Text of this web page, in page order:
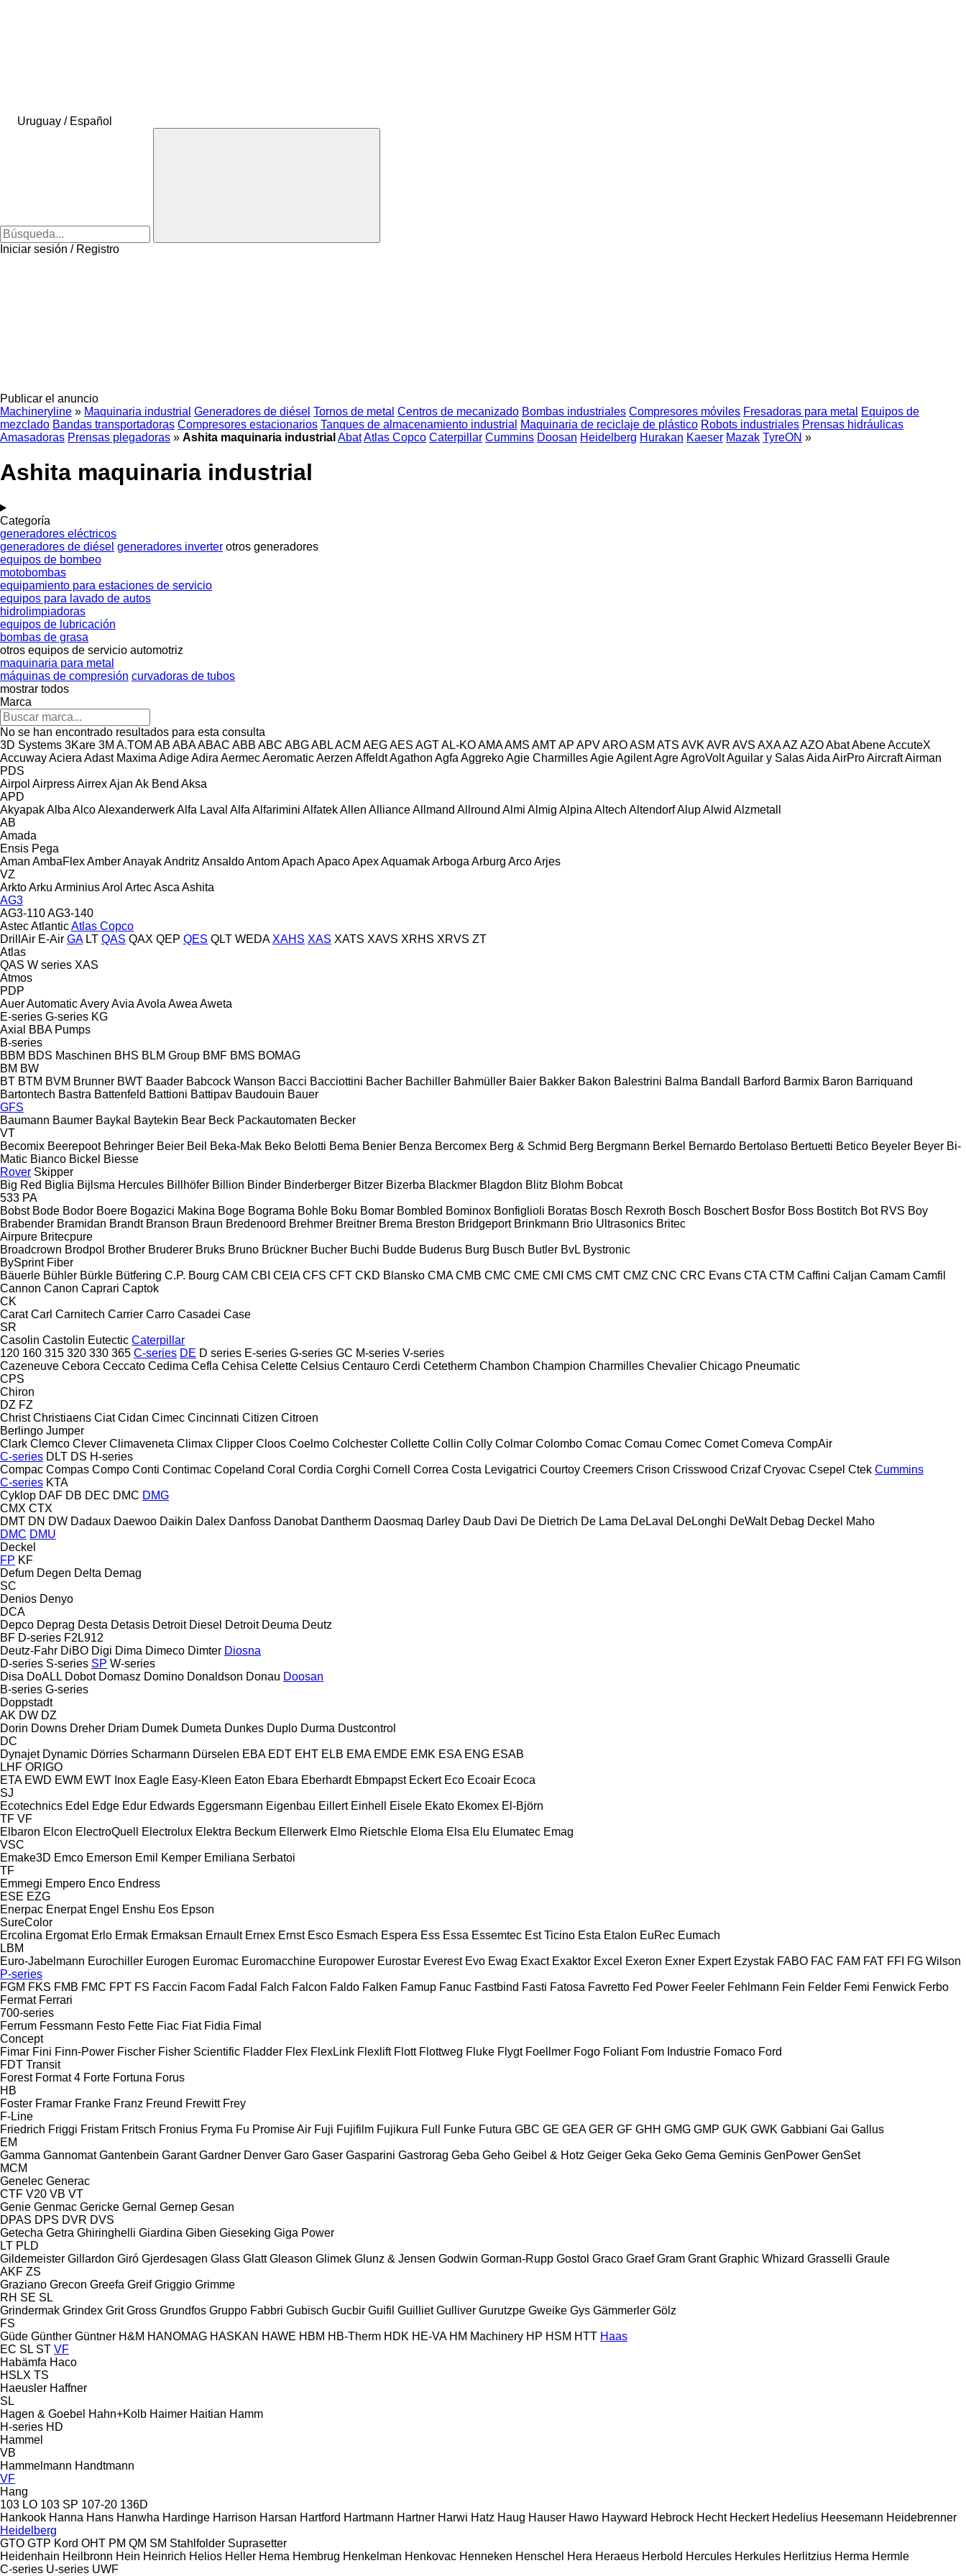
Uruguay / Español
Iniciar sesión / Registro
Publicar el anuncio
Machineryline » Maquinaria industrial Generadores de diésel Tornos de metal Centros de mecanizado Bombas industriales Compresores móviles Fresadoras para metal
Equipos de
mezclado Bandas transportadoras Compresores estacionarios Tanques de almacenamiento industrial Maquinaria de reciclaje de plástico Robots industriales Prensas hidráulicas
Amasadoras Prensas plegadoras » Ashita maquinaria industrial AbatAtlas Copco Caterpillar Cummins Doosan Heidelberg Hurakan Kaeser Mazak TyreON »
Ashita maquinaria industrial
Categoría
generadores eléctricos
generadores de diésel generadores inverter otros generadores
equipos de bombeo
motobombas
equipamiento para estaciones de servicio
equipos para lavado de autos
hidrolimpiadoras
equipos de lubricación
bombas de grasa
otros equipos de servicio automotriz
maquinaria para metal
máquinas de compresión curvadoras de tubos
mostrar todos
Marca
No se han encontrado resultados para esta consulta
3D Systems 3Kare 3M A.TOM AB ABAABAC ABB ABC ABGABLACM AEGAES AGTAL-KOAMAAMS AMTAP APVAROASM ATS AVK AVR AVS AXAAZ AZOAbatAbeneAccuteX
AccuwayAciera Adast Maxima AdigeAdira AermecAeromaticAerzen AffeldtAgathon Agfa AggrekoAgie CharmillesAgieAgilentAgreAgroVoltAguilar y SalasAida AirProAircraftAirman
PDS
Airpol AirpressAirrexAjan Ak Bend Aksa
APD
AkyapakAlba AlcoAlexanderwerkAlfa Laval Alfa Alfarimini AlfatekAllen AllianceAllmand Allround Almi Almig Alpina Altech AltendorfAlupAlwid Alzmetall
AB
Amada
Ensis Pega
Aman AmbaFlexAmberAnayakAndritz AnsaldoAntomApach ApacoApexAquamakArboga Arburg ArcoArjes
VZ
ArktoArku ArminiusArol ArtecAsca Ashita
AG3
AG3-110AG3-140
AstecAtlanticAtlas Copco
DrillAir E-Air GA LT QAS QAX QEP QES QLT WEDA XAHS XAS XATS XAVS XRHS XRVS ZT
Atlas
QAS W series XAS
Atmos
PDP
AuerAutomaticAveryAvia Avola Awea Aweta
E-series G-series KG
Axial
BBA Pumps
B-series
BBM BDS Maschinen BHS BLM Group BMF BMS BOMAG
BM BW
BT BTM BVM Brunner BWT Baader Babcock Wanson Bacci Bacciottini Bacher Bachiller Bahmüller Baier Bakker Bakon Balestrini Balma Bandall Barford Barmix Baron Barriquand
Bartontech Bastra Battenfeld Battioni Battipav Baudouin Bauer
GFS
Baumann Baumer Baykal Baytekin Bear Beck Packautomaten Becker
VT
Becomix Beerepoot Behringer Beier Beil Beka-Mak Beko Belotti Bema Benier Benza Bercomex Berg & Schmid Berg Bergmann Berkel Bernardo Bertolaso Bertuetti Betico Beyeler Beyer Bi-
Matic Bianco Bickel Biesse
Rover Skipper
Big Red Biglia Bijlsma Hercules Billhöfer Billion Binder Binderberger Bitzer Bizerba Blackmer Blagdon Blitz Blohm Bobcat
533 PA
Bobst Bode Bodor Boere Bogazici Makina Boge Bograma Bohle Boku Bomar Bombled Bominox Bonfiglioli Boratas Bosch Rexroth Bosch Boschert Bosfor Boss Bostitch Bot RVS Boy
Brabender Bramidan Brandt Branson Braun Bredenoord Brehmer Breitner Brema Breston Bridgeport Brinkmann Brio Ultrasonics Britec
Airpure Britecpure
Broadcrown Brodpol Brother Bruderer Bruks Bruno Brückner Bucher Buchi Budde Buderus Burg Busch Butler BvL Bystronic
BySprint Fiber
Bäuerle Bühler Bürkle Bütfering C.P. Bourg CAM CBI CEIA CFS CFT CKD Blansko CMA CMB CMC CME CMI CMS CMT CMZ CNC CRC Evans CTA CTM Caffini Caljan Camam Camfil
Cannon Canon Caprari Captok
CK
Carat Carl Carnitech Carrier Carro Casadei Case
SR
Casolin Castolin Eutectic Caterpillar
120 160 315 320 330 365 C-series DE D series E-series G-series GC M-series V-series
Cazeneuve Cebora Ceccato Cedima Cefla Cehisa Celette Celsius Centauro Cerdi Cetetherm Chambon Champion Charmilles Chevalier Chicago Pneumatic
CPS
Chiron
DZ FZ
Christ Christiaens Ciat Cidan Cimec Cincinnati Citizen Citroen
Berlingo Jumper
Clark Clemco Clever Climaveneta Climax Clipper Cloos Coelmo Colchester Collette Collin Colly Colmar Colombo Comac Comau Comec Comet Comeva CompAir
C-series DLT DS H-series
Compac Compas Compo Conti Contimac Copeland Coral Cordia Corghi Cornell Correa Costa Levigatrici Courtoy Creemers Crison Crisswood Crizaf Cryovac Csepel Ctek Cummins
C-series KTA
Cyklop DAF DB DEC DMC DMG
CMX CTX
DMT DN DW Dadaux Daewoo Daikin Dalex Danfoss Danobat Dantherm Daosmaq Darley Daub Davi De Dietrich De Lama DeLaval DeLonghi DeWalt Debag Deckel Maho
DMC DMU
Deckel
FP KF
Defum Degen Delta Demag
SC
Denios Denyo
DCA
Depco Deprag Desta Detasis Detroit Diesel Detroit Deuma Deutz
BF D-series F2L912
Deutz-Fahr DiBO Digi Dima Dimeco Dimter Diosna
D-series S-series SP W-series
Disa DoALL Dobot Domasz Domino Donaldson Donau Doosan
B-series G-series
Doppstadt
AK DW DZ
Dorin Downs Dreher Driam Dumek Dumeta Dunkes Duplo Durma Dustcontrol
DC
Dynajet Dynamic Dörries Scharmann Dürselen EBA EDT EHT ELB EMA EMDE EMK ESA ENG ESAB
LHF ORIGO
ETA EWD EWM EWT Inox Eagle Easy-Kleen Eaton Ebara Eberhardt Ebmpapst Eckert Eco Ecoair Ecoca
SJ
Ecotechnics Edel Edge Edur Edwards Eggersmann Eigenbau Eillert Einhell Eisele Ekato Ekomex El-Björn
TF VF
Elbaron Elcon ElectroQuell Electrolux Elektra Beckum Ellerwerk Elmo Rietschle Eloma Elsa Elu Elumatec Emag
VSC
Emake3D Emco Emerson Emil Kemper Emiliana Serbatoi
TF
Emmegi Empero Enco Endress
ESE EZG
Enerpac Enerpat Engel Enshu Eos Epson
SureColor
Ercolina Ergomat Erlo Ermak Ermaksan Ernault Ernex Ernst Esco Esmach Espera Ess Essa Essemtec Est Ticino Esta Etalon EuRec Eumach
LBM
Euro-Jabelmann Eurochiller Eurogen Euromac Euromacchine Europower Eurostar Everest Evo Ewag Exact Exaktor Excel Exeron Exner Expert Ezystak FABO FAC FAM FAT FFI FG Wilson
P-series
FGM FKS FMB FMC FPT FS Faccin Facom Fadal Falch Falcon Faldo Falken Famup Fanuc Fastbind Fasti Fatosa Favretto Fed Power Feeler Fehlmann Fein Felder Femi Fenwick Ferbo
Fermat Ferrari
700-series
Ferrum Fessmann Festo Fette Fiac Fiat Fidia Fimal
Concept
Fimar Fini Finn-Power Fischer Fisher Scientific Fladder Flex FlexLink Flexlift Flott Flottweg Fluke Flygt Foellmer Fogo Foliant Fom Industrie Fomaco Ford
FDT Transit
Forest Format 4 Forte Fortuna Forus
HB
Foster Framar Franke Franz Freund Frewitt Frey
F-Line
Friedrich Friggi Fristam Fritsch Fronius Fryma Fu Promise Air Fuji Fujifilm Fujikura Full Funke Futura GBC GE GEA GER GF GHH GMG GMP GUK GWK Gabbiani Gai Gallus
EM
Gamma Gannomat Gantenbein Garant Gardner Denver Garo Gaser Gasparini Gastrorag Geba Geho Geibel & Hotz Geiger Geka Geko Gema Geminis GenPower GenSet
MCM
Genelec Generac
CTF V20 VB VT
Genie Genmac Gericke Gernal Gernep Gesan
DPAS DPS DVR DVS
Getecha Getra Ghiringhelli Giardina Giben Gieseking Giga Power
LT PLD
Gildemeister Gillardon Giró Gjerdesagen Glass Glatt Gleason Glimek Glunz & Jensen Godwin Gorman-Rupp Gostol Graco Graef Gram Grant Graphic Whizard Grasselli Graule
AKF ZS
Graziano Grecon Greefa Greif Griggio Grimme
RH SE SL
Grindermak Grindex Grit Gross Grundfos Gruppo Fabbri Gubisch Gucbir Guifil Guilliet Gulliver Gurutzpe Gweike Gys Gämmerler Gölz
FS
Güde Günther Güntner H&M HANOMAG HASKAN HAWE HBM HB‑Therm HDK HE-VA HM Machinery HP HSM HTT Haas
EC SL ST VF
Habämfa Haco
HSLX TS
Haeusler Haffner
SL
Hagen & Goebel Hahn+Kolb Haimer Haitian Hamm
H-series HD
Hammel
VB
Hammelmann Handtmann
VF
Hang
103 LO 103 SP 107-20 136D
Hankook Hanna Hans Hanwha Hardinge Harrison Harsan Hartford Hartmann Hartner Harwi Hatz Haug Hauser Hawo Hayward Hebrock Hecht Heckert Hedelius Heesemann Heidebrenner
Heidelberg
GTO GTP Kord OHT PM QM SM Stahlfolder Suprasetter
Heidenhain Heilbronn Hein Heinrich Helios Heller Hema Hembrug Henkelman Henkovac Henneken Henschel Hera Heraeus Herbold Hercules Herkules Herlitzius Herma Hermle
C-series U-series UWF